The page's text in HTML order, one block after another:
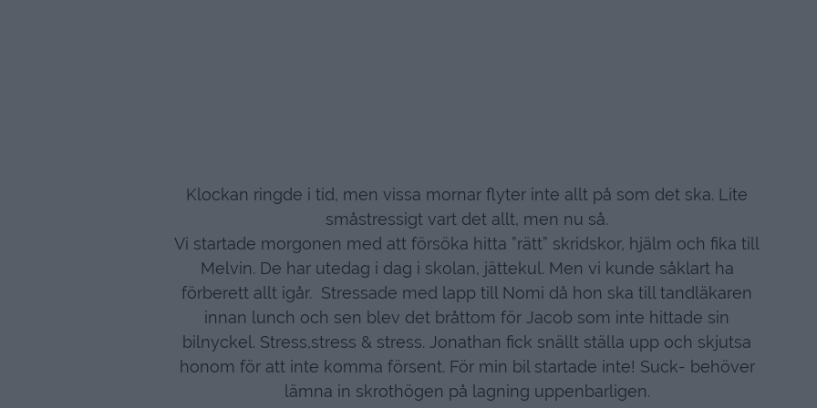
Klockan ringde i tid, men vissa mornar flyter inte allt på som det ska. Lite
småstressigt vart det allt, men nu så.
Vi startade morgonen med att försöka hitta ”rätt” skridskor, hjälm och fika till
Melvin. De har utedag i dag i skolan, jättekul. Men vi kunde såklart ha
förberett allt igår. Stressade med lapp till Nomi då hon ska till tandläkaren
innan lunch och sen blev det bråttom för Jacob som inte hittade sin
bilnyckel. Stress,stress & stress. Jonathan fick snällt ställa upp och skjutsa
honom för att inte komma försent. För min bil startade inte! Suck- behöver
lämna in skrothögen på lagning uppenbarligen.